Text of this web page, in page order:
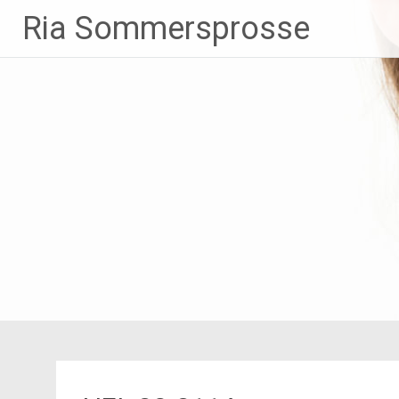
Inhalt
springen
Ria Sommersprosse